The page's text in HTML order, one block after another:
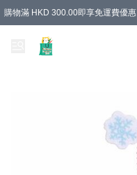
購物滿 HKD 300.00即享免運費優